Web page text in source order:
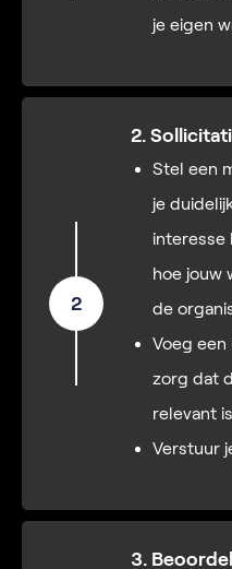
je eigen
2
2.
Stel een
je
interesse
hoe jouw
de
Voeg
zorg dat
relevant
Verstuur
3.